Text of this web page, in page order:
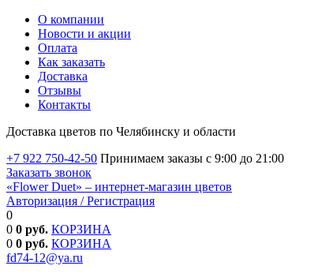
О компании
Новости и акции
Оплата
Как заказать
Доставка
Отзывы
Контакты
Доставка цветов по Челябинску и области
+7 922 750-42-50 Принимаем заказы с 9:00 до 21:00
Заказать звонок
«Flower Duet» – интернет-магазин цветов
Авторизация / Регистрация
0
0 0 руб. КОРЗИНА
0 0 руб. КОРЗИНА
fd74-12@ya.ru